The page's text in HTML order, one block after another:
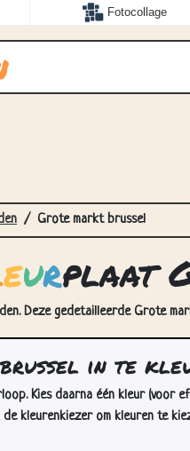
Fotocollage
Grote markt brussel
eurplaat
Deze gedetailleerde Grote
in te
Kies daarna één kleur (voor
kleurenkiezer om kleuren te